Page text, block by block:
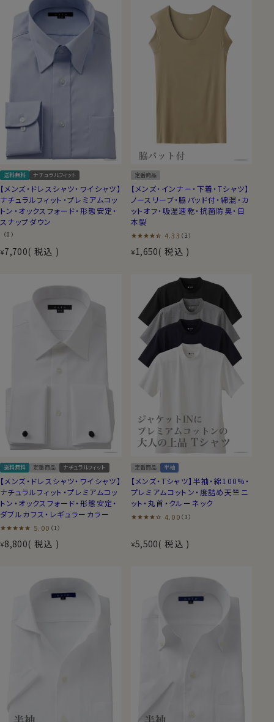
送料無料 ナチュラルフィット
【メンズ・ドレスシャツ・ワイシャツ】
ナチュラルフィット・プレミアムコッ
トン・オックスフォード・形態安定・
スナップダウン
（0）
¥7,700 税込
定番商品
【メンズ・インナー・下着・Tシャツ】
ノースリーブ・脇パッド付・綿混・カ
ットオフ・吸湿速乾・抗菌防臭・日
本製
4.33 （3）
¥1,650 税込
送料無料 定番商品 ナチュラルフィット
【メンズ・ドレスシャツ・ワイシャツ】
ナチュラルフィット・プレミアムコッ
トン・オックスフォード・形態安定・
ダブルカフス・レギュラーカラー
5.00 （1）
¥8,800 税込
定番商品 半袖
【メンズ・Tシャツ】半袖・綿100%・
プレミアムコットン・度詰め天竺ニ
ット・丸首・クルーネック
4.00 （3）
¥5,500 税込